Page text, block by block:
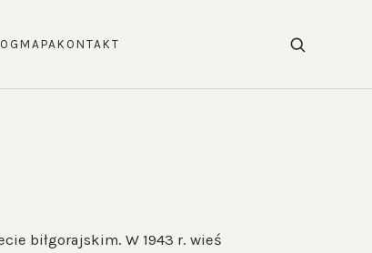
MAPA KONTAKT
biłgorajskim. W 1943 r. wieś